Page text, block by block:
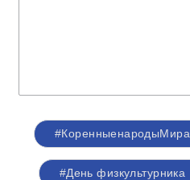
#КоренныенародыМира
#День физкультурника